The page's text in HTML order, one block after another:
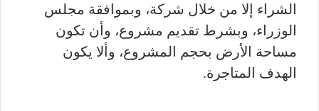
الشراء إلا من خلال شركة، وبموافقة مجلس
الوزراء، وبشرط تقديم مشروع، وأن تكون
مساحة الأرض بحجم المشروع، وألا يكون
الهدف المتاجرة.